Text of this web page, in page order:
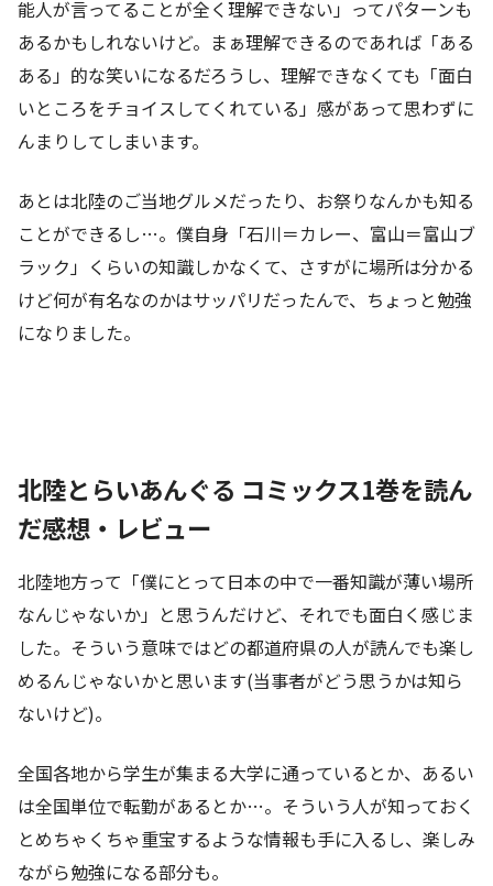
能人が言ってることが全く理解できない」ってパターンも
あるかもしれないけど。まぁ理解できるのであれば「ある
ある」的な笑いになるだろうし、理解できなくても「面白
いところをチョイスしてくれている」感があって思わずに
んまりしてしまいます。
あとは北陸のご当地グルメだったり、お祭りなんかも知る
ことができるし…。僕自身「石川＝カレー、富山＝富山ブ
ラック」くらいの知識しかなくて、さすがに場所は分かる
けど何が有名なのかはサッパリだったんで、ちょっと勉強
になりました。
北陸とらいあんぐる コミックス1巻を読ん
だ感想・レビュー
北陸地方って「僕にとって日本の中で一番知識が薄い場所
なんじゃないか」と思うんだけど、それでも面白く感じま
した。そういう意味ではどの都道府県の人が読んでも楽し
めるんじゃないかと思います(当事者がどう思うかは知ら
ないけど)。
全国各地から学生が集まる大学に通っているとか、あるい
は全国単位で転勤があるとか…。そういう人が知っておく
とめちゃくちゃ重宝するような情報も手に入るし、楽しみ
ながら勉強になる部分も。